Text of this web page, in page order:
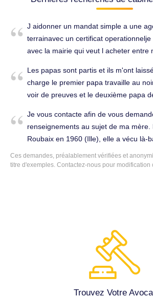
J aidonner un mandat simple a une
terrainavec un certificat operationnelje
avec la mairie qui veut l acheter entre
jour memele6vril a quelle son mes
Roubaix (59100).
Les papas sont partis et ils m'ont
charge le premier papa travaille au
voir de preuves et le deuxième papa
normalement à la base il s'est marié
papiers pour avoir la nationalité
de nouvelles mais je sais qu'il travaille
contacter je cherche un très très très
debout avec moi s'il vous plaît en plus
Je vous contacte afin de vous
renseignements au sujet de ma mère.
Roubaix en 1960 (Ille), elle a vécu là-
décès de son père. Et quand sa mère
gravement malade, ils étaient dans
contacte pour nous orienter et nous
pouvons-nous savoir si mon grand-
nationalité française et s’il avait
époque. J'attends votre réponse en
Ces demandes, préalablement vérifiées et
titre d'exemples. Contactez-nous pour modification
Trouvez Votre